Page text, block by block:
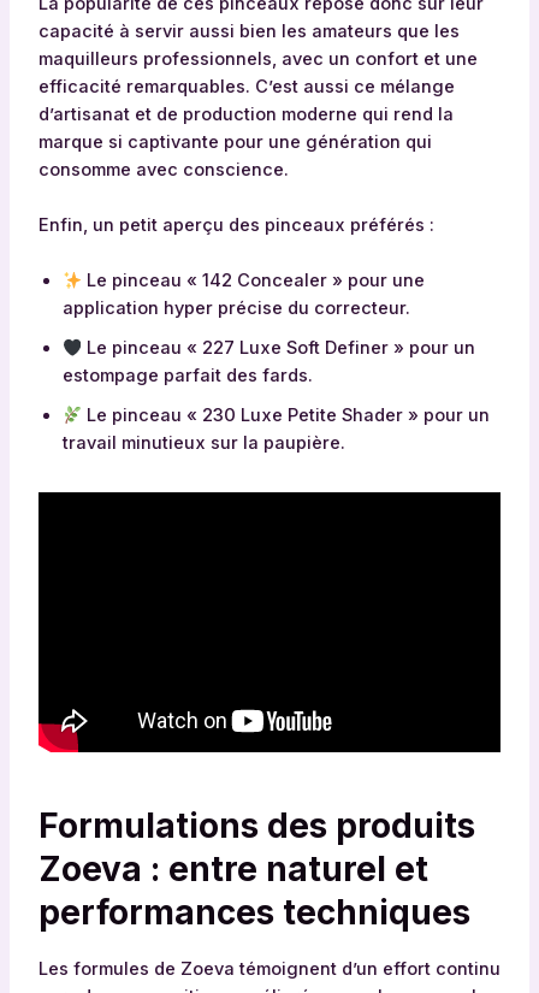
capacité à servir aussi bien les amateurs que les
maquilleurs professionnels, avec un confort et une
efficacité remarquables. C’est aussi ce mélange
d’artisanat et de production moderne qui rend la
marque si captivante pour une génération qui
consomme avec conscience.
Enfin, un petit aperçu des pinceaux préférés :
Le pinceau « 142 Concealer » pour une
application hyper précise du correcteur.
Le pinceau « 227 Luxe Soft Definer » pour un
estompage parfait des fards.
Le pinceau « 230 Luxe Petite Shader » pour un
travail minutieux sur la paupière.
Formulations des produits
Zoeva : entre naturel et
performances techniques
Les formules de Zoeva témoignent d’un effort continu